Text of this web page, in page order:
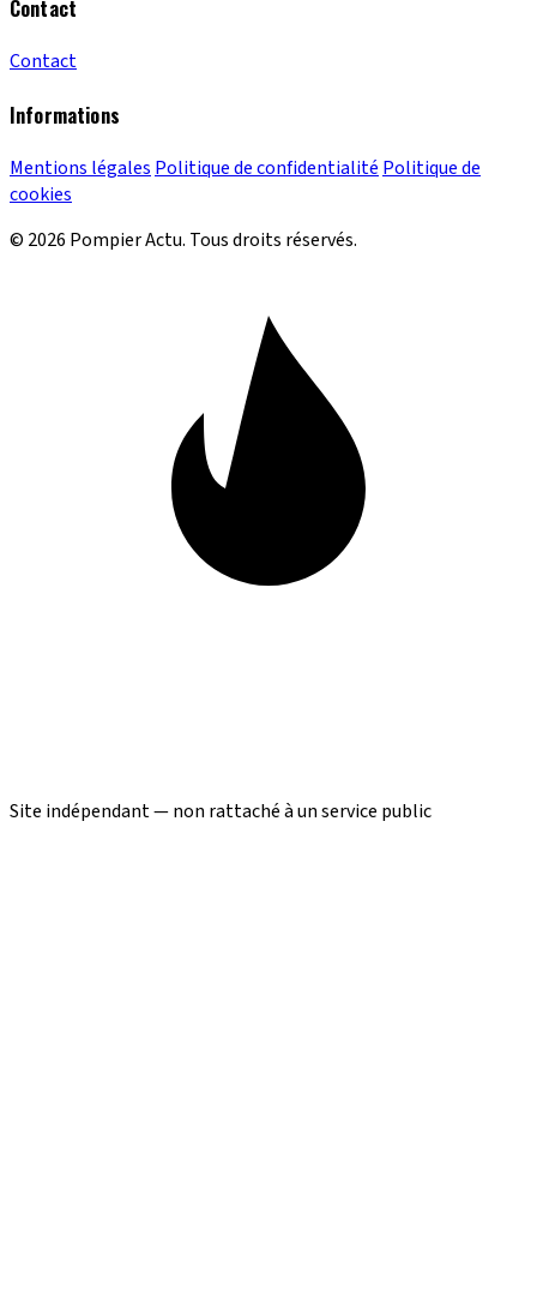
Contact
Contact
Informations
Mentions légales Politique de confidentialité Politique de
cookies
© 2026 Pompier Actu. Tous droits réservés.
Site indépendant — non rattaché à un service public